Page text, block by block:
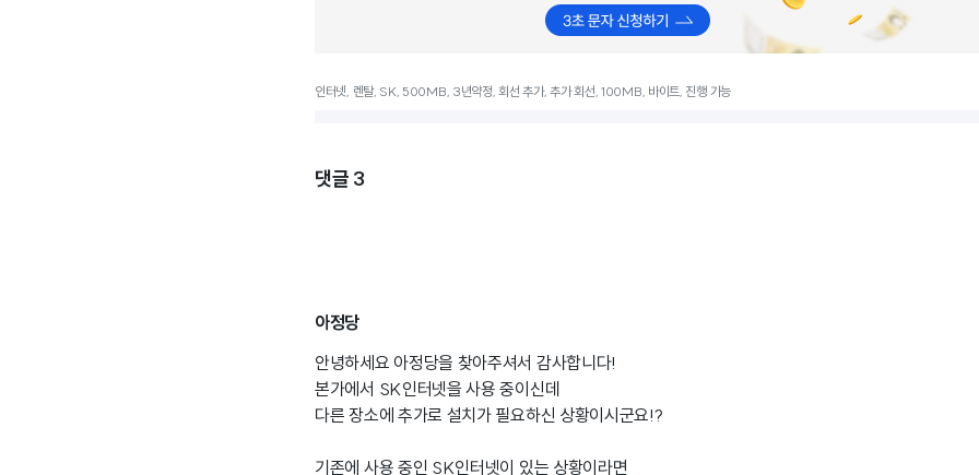
인터넷, 렌탈, SK, 500MB, 3년약정, 회선 추가, 추가 회선, 100MB, 바이트, 진행 가능
댓글 3
아정당
안녕하세요 아정당을 찾아주셔서 감사합니다!
본가에서 SK인터넷을 사용 중이신데
다른 장소에 추가로 설치가 필요하신 상황이시군요!?
기존에 사용 중인 SK인터넷이 있는 상황이라면